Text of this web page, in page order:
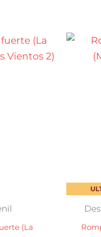
(La